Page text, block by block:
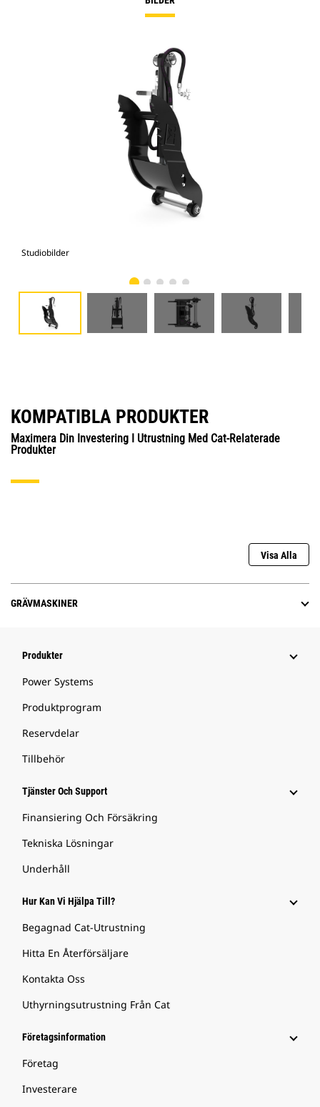
Studiobilder
KOMPATIBLA PRODUKTER
Maximera Din Investering I Utrustning Med Cat-Relaterade
Produkter
Visa Alla
GRÄVMASKINER
Produkter
Power Systems
Produktprogram
Reservdelar
Tillbehör
Tjänster Och Support
Finansiering Och Försäkring
Tekniska Lösningar
Underhåll
Hur Kan Vi Hjälpa Till?
Begagnad Cat-Utrustning
Hitta En Återförsäljare
Kontakta Oss
Uthyrningsutrustning Från Cat
Företagsinformation
Företag
Investerare